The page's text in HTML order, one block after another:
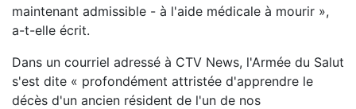
maintenant admissible - à l'aide médicale à mourir »,
a-t-elle écrit.
Dans un courriel adressé à CTV News, l'Armée du Salut
s'est dite « profondément attristée d'apprendre le
décès d'un ancien résident de l'un de nos